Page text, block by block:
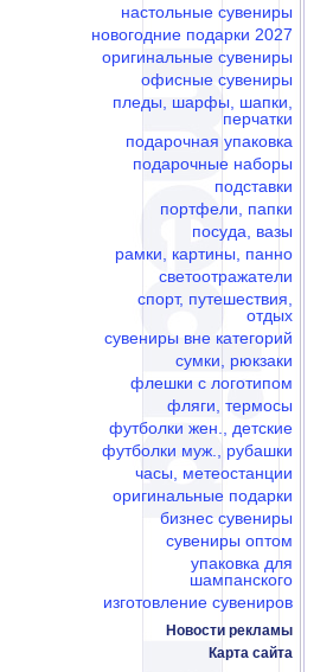
настольные сувениры
новогодние подарки 2027
оригинальные сувениры
офисные сувениры
пледы, шарфы, шапки,
перчатки
подарочная упаковка
подарочные наборы
подставки
портфели, папки
посуда, вазы
рамки, картины, панно
светоотражатели
спорт, путешествия,
отдых
сувениры вне категорий
сумки, рюкзаки
флешки c логотипом
фляги, термосы
футболки жен., детские
футболки муж., рубашки
часы, метеостанции
оригинальные подарки
бизнес сувениры
сувениры оптом
упаковка для
шампанского
изготовление сувениров
Новости рекламы
Карта сайта